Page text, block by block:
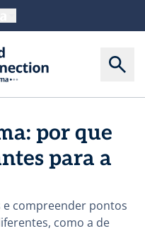
por que
para a
compreender pontos
como a de